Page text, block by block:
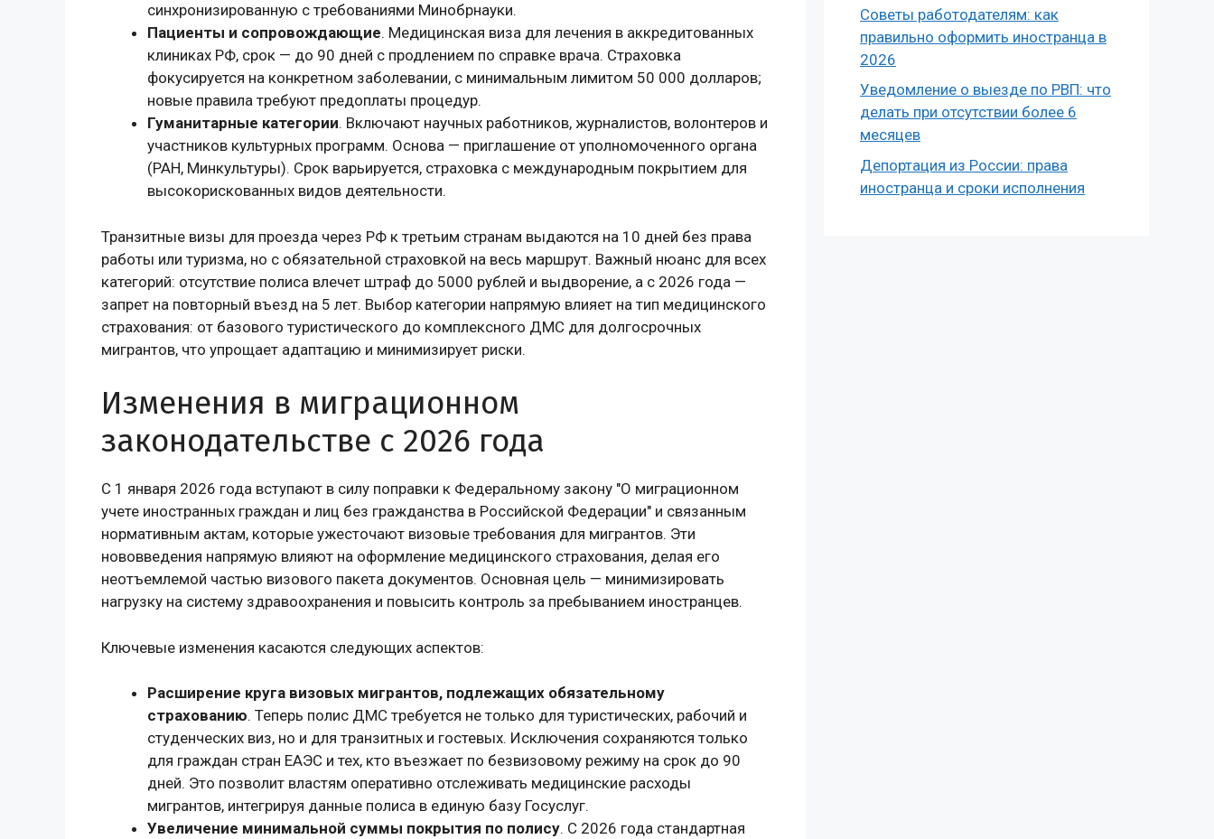
синхронизированную с требованиями Минобрнауки.
Пациенты и сопровождающие. Медицинская виза для лечения в аккредитованных
клиниках РФ, срок — до 90 дней с продлением по справке врача. Страховка
фокусируется на конкретном заболевании, с минимальным лимитом 50 000 долларов;
новые правила требуют предоплаты процедур.
Гуманитарные категории. Включают научных работников, журналистов, волонтеров и
участников культурных программ. Основа — приглашение от уполномоченного органа
(РАН, Минкультуры). Срок варьируется, страховка с международным покрытием для
высокорискованных видов деятельности.
Транзитные визы для проезда через РФ к третьим странам выдаются на 10 дней без права
работы или туризма, но с обязательной страховкой на весь маршрут. Важный нюанс для всех
категорий: отсутствие полиса влечет штраф до 5000 рублей и выдворение, а с 2026 года —
запрет на повторный въезд на 5 лет. Выбор категории напрямую влияет на тип медицинского
страхования: от базового туристического до комплексного ДМС для долгосрочных
мигрантов, что упрощает адаптацию и минимизирует риски.
Изменения в миграционном
законодательстве с 2026 года
С 1 января 2026 года вступают в силу поправки к Федеральному закону "О миграционном
учете иностранных граждан и лиц без гражданства в Российской Федерации" и связанным
нормативным актам, которые ужесточают визовые требования для мигрантов. Эти
нововведения напрямую влияют на оформление медицинского страхования, делая его
неотъемлемой частью визового пакета документов. Основная цель — минимизировать
нагрузку на систему здравоохранения и повысить контроль за пребыванием иностранцев.
Ключевые изменения касаются следующих аспектов:
Расширение круга визовых мигрантов, подлежащих обязательному
страхованию. Теперь полис ДМС требуется не только для туристических, рабочий и
студенческих виз, но и для транзитных и гостевых. Исключения сохраняются только
для граждан стран ЕАЭС и тех, кто въезжает по безвизовому режиму на срок до 90
дней. Это позволит властям оперативно отслеживать медицинские расходы
мигрантов, интегрируя данные полиса в единую базу Госуслуг.
Увеличение минимальной суммы покрытия по полису. С 2026 года стандартная
Советы работодателям: как
правильно оформить иностранца в
2026
Уведомление о выезде по РВП: что
делать при отсутствии более 6
месяцев
Депортация из России: права
иностранца и сроки исполнения